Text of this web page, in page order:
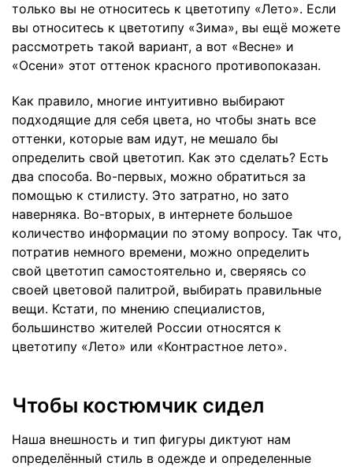
только вы не относитесь к цветотипу «Лето». Если
вы относитесь к цветотипу «Зима», вы ещё можете
рассмотреть такой вариант, а вот «Весне» и
«Осени» этот оттенок красного противопоказан.
Как правило, многие интуитивно выбирают
подходящие для себя цвета, но чтобы знать все
оттенки, которые вам идут, не мешало бы
определить свой цветотип. Как это сделать? Есть
два способа. Во-первых, можно обратиться за
помощью к стилисту. Это затратно, но зато
наверняка. Во-вторых, в интернете большое
количество информации по этому вопросу. Так что,
потратив немного времени, можно определить
свой цветотип самостоятельно и, сверяясь со
своей цветовой палитрой, выбирать правильные
вещи. Кстати, по мнению специалистов,
большинство жителей России относятся к
цветотипу «Лето» или «Контрастное лето».
Чтобы костюмчик сидел
Наша внешность и тип фигуры диктуют нам
определённый стиль в одежде и определенные